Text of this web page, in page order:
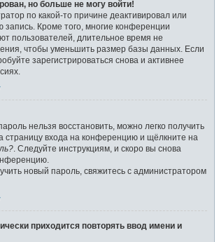
но больше не могу войти!
по какой-то причине деактивировал или
запись. Кроме того, многие конференции
пользователей, длительное время не
чтобы уменьшить размер базы данных. Если
зарегистрироваться снова и активнее
нельзя восстановить, можно легко получить
страницу входа на конференцию и щёлкните на
. Следуйте инструкциям, и скоро вы снова
новый пароль, свяжитесь с администратором
приходится повторять ввод имени и